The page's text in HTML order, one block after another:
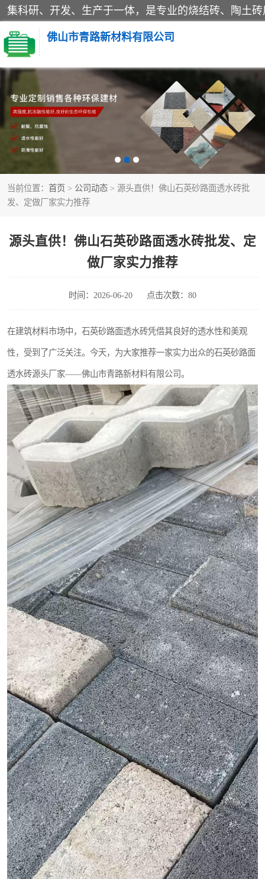
佛山市青路新材料有限公司
当前位置： 首页 > 公司动态 > 源头直供！佛山石英砂路面透水砖批
发、定做厂家实力推荐
源头直供！佛山石英砂路面透水砖批发、定
做厂家实力推荐
时间：2026-06-20 点击次数：80
在建筑材料市场中，石英砂路面透水砖凭借其良好的透水性和美观
性，受到了广泛关注。今天，为大家推荐一家实力出众的石英砂路面
透水砖源头厂家——佛山市青路新材料有限公司。